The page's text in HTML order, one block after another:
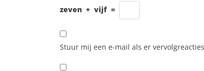
zeven + vijf =
Stuur mij een e-mail als er